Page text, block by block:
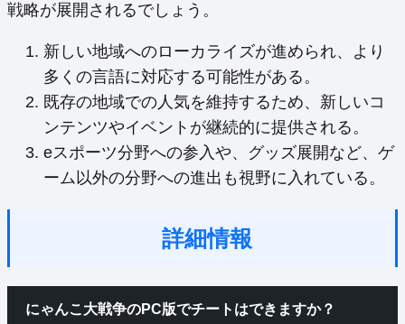
戦略が展開されるでしょう。
新しい地域へのローカライズが進められ、より
多くの言語に対応する可能性がある。
既存の地域での人気を維持するため、新しいコ
ンテンツやイベントが継続的に提供される。
eスポーツ分野への参入や、グッズ展開など、ゲ
ーム以外の分野への進出も視野に入れている。
詳細情報
にゃんこ大戦争のPC版でチートはできますか？